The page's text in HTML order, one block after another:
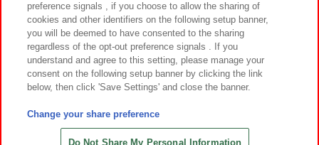
©Bandai Namco Amusement Inc.
©Bandai Namco Amusement Lab Inc.
©HANAYASHIKI Co., Ltd. All Rights Reserved.
preference signals , if you choose to allow the sharing of
cookies and other identifiers on the following setup banner,
you will be deemed to have consented to the sharing
regardless of the opt-out preference signals . If you
understand and agree to this setting, please manage your
consent on the following setup banner by clicking the link
below, then click 'Save Settings' and close the banner.
Change your share preference
Do Not Share My Personal Information